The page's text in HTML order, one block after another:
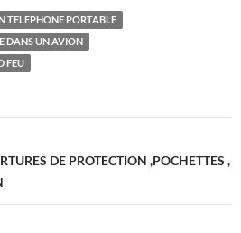
TELEPHONE PORTABLE
DANS UN AVION
FEU
DE PROTECTION ,POCHETTES ,